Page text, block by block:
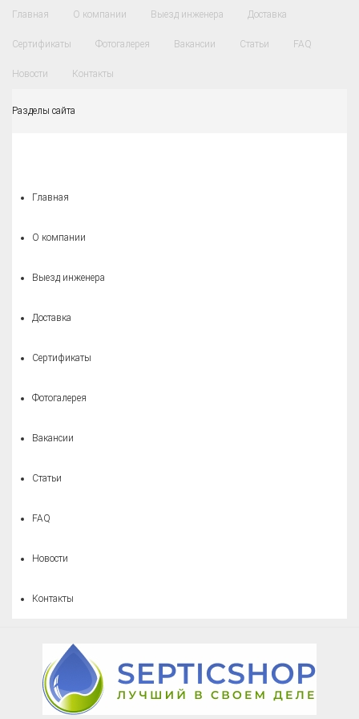
Главная О компании Выезд инженера Доставка
Сертификаты Фотогалерея Вакансии Статьи FAQ
Новости Контакты
Разделы сайта
Главная
О компании
Выезд инженера
Доставка
Сертификаты
Фотогалерея
Вакансии
Статьи
FAQ
Новости
Контакты